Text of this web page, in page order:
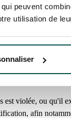
peuvent
utilisation de
de préserver leur
électronique et
la
.
violée, ou qu'il
afin